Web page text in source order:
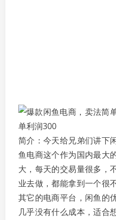
简介：今天给兄弟们讲下
鱼电商这个作为国内最大
大，每天的交易量很多，
业去做，都能拿到一个很
其它的电商平台，闲鱼的
几乎没有什么成本，适合